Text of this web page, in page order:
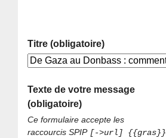
Titre (obligatoire)
Texte de votre message
(obligatoire)
Ce formulaire accepte les
raccourcis SPIP [->url] {{gras}}